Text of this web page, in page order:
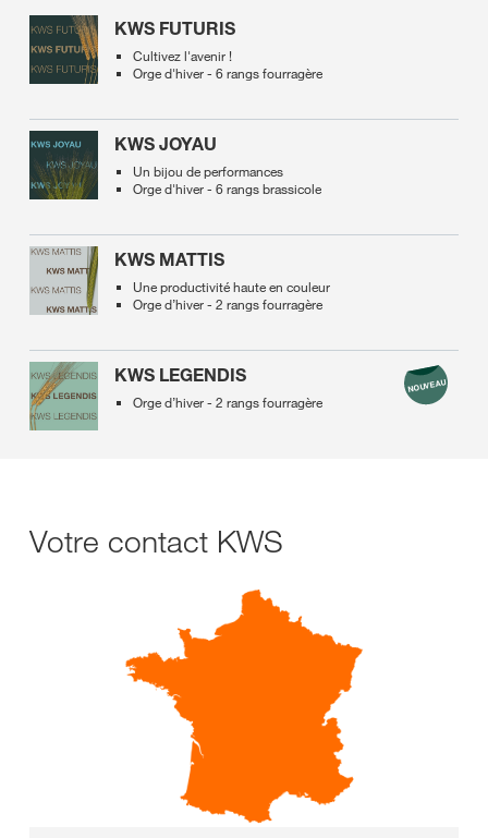
KWS FUTURIS
Cultivez l'avenir !
Orge d'hiver - 6 rangs fourragère
KWS JOYAU
Un bijou de performances
Orge d'hiver - 6 rangs brassicole
KWS MATTIS
Une productivité haute en couleur
Orge d’hiver - 2 rangs fourragère
KWS LEGENDIS
Orge d’hiver - 2 rangs fourragère
Votre contact KWS